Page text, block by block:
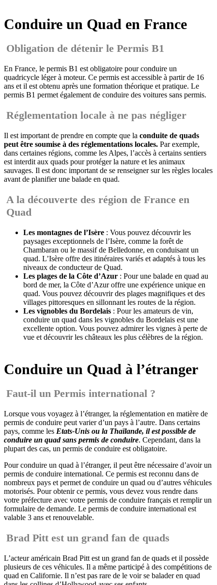
Conduire un Quad en France
Obligation de détenir le Permis B1
En France, le permis B1 est obligatoire pour conduire un
quadricycle léger à moteur. Ce permis est accessible à partir de 16
ans et il est obtenu après une formation théorique et pratique. Le
permis B1 permet également de conduire des voitures sans permis.
Réglementation locale à ne pas négliger
Il est important de prendre en compte que la conduite de quads
peut être soumise à des réglementations locales. Par exemple,
dans certaines régions, comme les Alpes, l’accès à certains sentiers
est interdit aux quads pour protéger la nature et les animaux
sauvages. Il est donc important de se renseigner sur les règles locales
avant de planifier une balade en quad.
A la découverte des région de France en
Quad
Les montagnes de l’Isère : Vous pouvez découvrir les
paysages exceptionnels de l’Isère, comme la forêt de
Chambaran ou le massif de Belledonne, en conduisant un
quad. L’Isère offre des itinéraires variés et adaptés à tous les
niveaux de conducteur de Quad.
Les plages de la Côte d’Azur : Pour une balade en quad au
bord de mer, la Côte d’Azur offre une expérience unique en
quad. Vous pouvez découvrir des plages magnifiques et des
villages pittoresques en sillonnant les routes de la région.
Les vignobles du Bordelais : Pour les amateurs de vin,
conduire un quad dans les vignobles du Bordelais est une
excellente option. Vous pouvez admirer les vignes à perte de
vue et découvrir les châteaux les plus célèbres de la région.
Conduire un Quad à l’étranger
Faut-il un Permis international ?
Lorsque vous voyagez à l’étranger, la réglementation en matière de
permis de conduire peut varier d’un pays à l’autre. Dans certains
pays, comme les Etats-Unis ou la Thaïlande, il est possible de
conduire un quad sans permis de conduire. Cependant, dans la
plupart des cas, un permis de conduire est obligatoire.
Pour conduire un quad à l’étranger, il peut être nécessaire d’avoir un
permis de conduire international. Ce permis est reconnu dans de
nombreux pays et permet de conduire un quad ou d’autres véhicules
motorisés. Pour obtenir ce permis, vous devez vous rendre dans
votre préfecture avec votre permis de conduire français et remplir un
formulaire de demande. Le permis de conduire international est
valable 3 ans et renouvelable.
Brad Pitt est un grand fan de quads
L’acteur américain Brad Pitt est un grand fan de quads et il possède
plusieurs de ces véhicules. Il a même participé à des compétitions de
quad en Californie. Il n’est pas rare de le voir se balader en quad